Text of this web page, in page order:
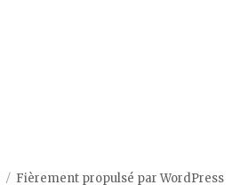
Fièrement propulsé par WordPress